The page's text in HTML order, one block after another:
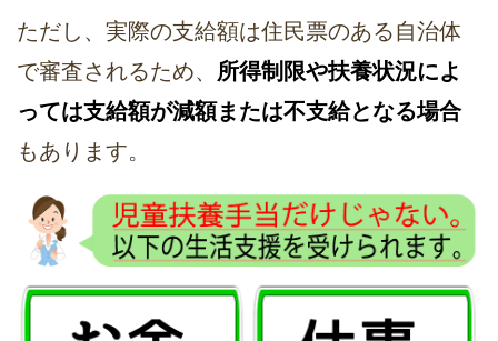
ただし、実際の支給額は住民票のある自治体
で審査されるため、 所得制限や扶養状況によ
っては支給額が減額または不支給となる場合
もあります。